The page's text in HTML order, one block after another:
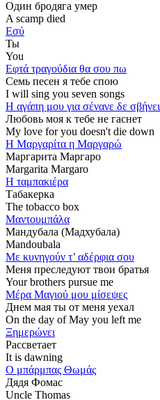
Один бродяга умер
A scamp died
Εσύ
Ты
You
Εφτά τραγούδια θα σου πω
Семь песен я тебе спою
I will sing you seven songs
Η αγάπη μου για σένανε δε σβήνει
Любовь моя к тебе не гаснет
My love for you doesn't die down
Η Μαργαρίτα η Μαργαρώ
Маргарита Маргаро
Margarita Margaro
Η ταμπακιέρα
Табакерка
The tobacco box
Μαντουμπάλα
Мандубала (Мадхубала)
Mandoubala
Με κυνηγούν τ’ αδέρφια σου
Меня преследуют твои братья
Your brothers pursue me
Μέρα Μαγιού μου μίσεψες
Днем мая ты от меня уехал
On the day of May you left me
Ξημερώνει
Рассветает
It is dawning
Ο μπάρμπας Θωμάς
Дядя Фомас
Uncle Thomas